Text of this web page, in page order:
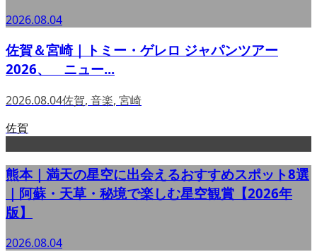
2026.08.04
佐賀＆宮崎｜トミー・ゲレロ ジャパンツアー
2026、 ニュー...
2026.08.04佐賀, 音楽, 宮崎
佐賀
熊本｜満天の星空に出会えるおすすめスポット8選
｜阿蘇・天草・秘境で楽しむ星空観賞【2026年
版】
2026.08.04